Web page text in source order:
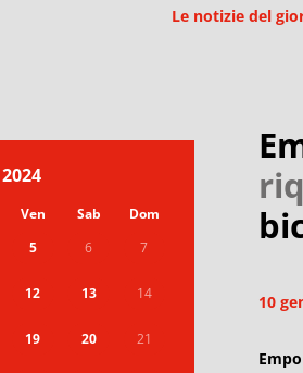
Le notizie del
2024
Ven Sab
Dom
5 6 7
12 13 14
19 20 21
10